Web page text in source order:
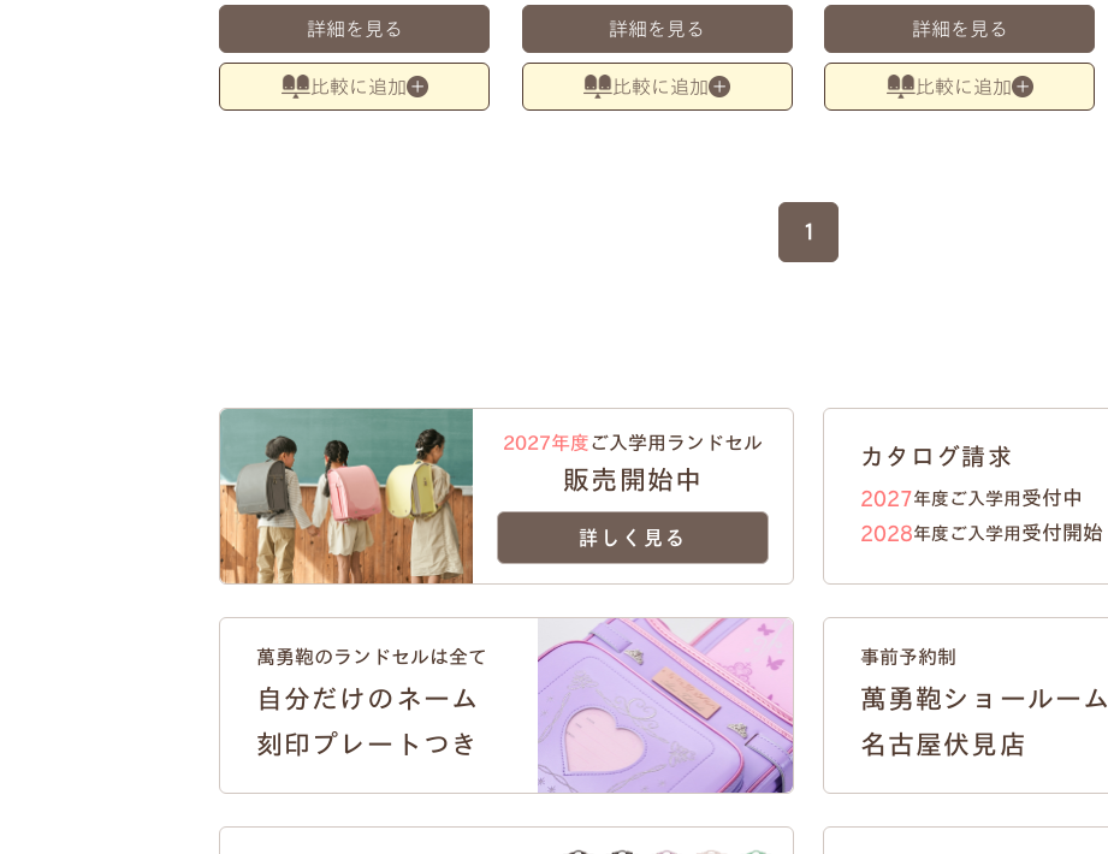
詳細を見る
比較に追加
詳細を見る
比較に追加
詳細を見る
比較に追加
1
2027年度ご入学用ランドセル
販売開始中
詳しく見る
カタログ請求
2027年度ご入学用 受付中
2028年度ご入学用 受付開始
萬勇鞄のランドセルは全て
自分だけのネーム
刻印プレートつき
事前予約制
萬勇鞄ショールーム
名古屋伏見店